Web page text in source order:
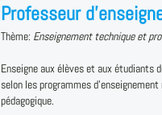
Professeur
Thème: Enseignement technique et
Enseigne aux élèves et aux étudiants
selon les programmes
pédagogique.